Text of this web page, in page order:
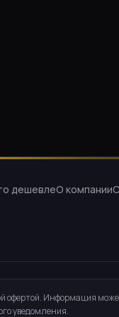
дешевлеО компании
офертой. Информация
уведомления.